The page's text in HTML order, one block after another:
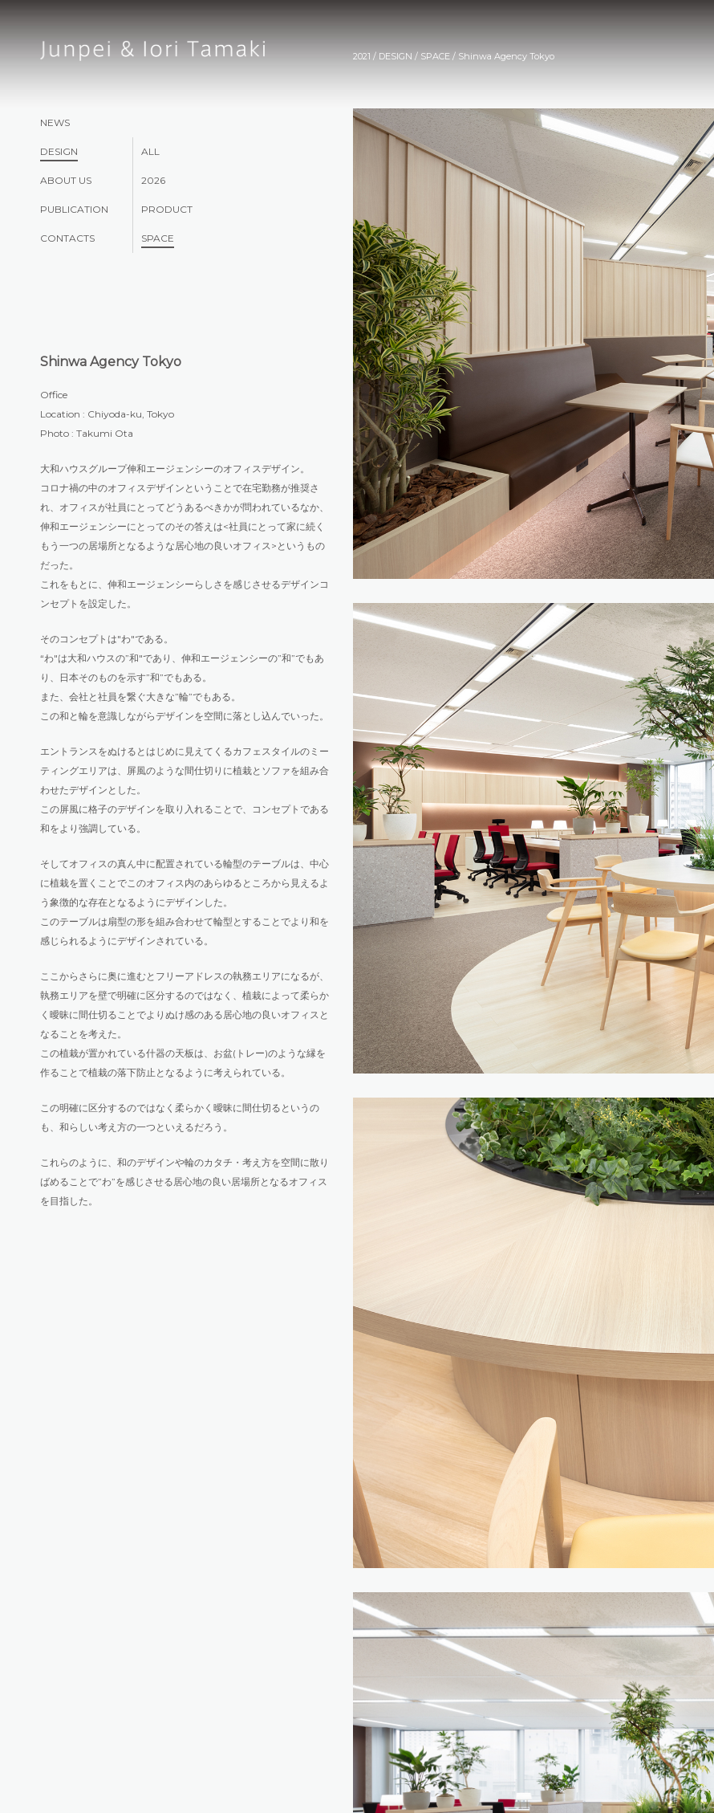
NEWS
DESIGN
ABOUT US
PUBLICATION
CONTACTS
ALL
2026
PRODUCT
SPACE
Shinwa Agency Tokyo
Office
Location : Chiyoda-ku, Tokyo
Photo : Takumi Ota
大和ハウスグループ伸和エージェンシーのオフィスデザイン。
コロナ禍の中のオフィスデザインということで在宅勤務が推奨さ
れ、オフィスが社員にとってどうあるべきかが問われているなか、
伸和エージェンシーにとってのその答えは<社員にとって家に続く
もう一つの居場所となるような居心地の良いオフィス>というもの
だった。
これをもとに、伸和エージェンシーらしさを感じさせるデザインコ
ンセプトを設定した。
そのコンセプトは"わ"である。
“わ"は大和ハウスの”和"であり、伸和エージェンシーの”和”でもあ
り、日本そのものを示す”和”でもある。
また、会社と社員を繋ぐ大きな”輪”でもある。
この和と輪を意識しながらデザインを空間に落とし込んでいった。
エントランスをぬけるとはじめに見えてくるカフェスタイルのミー
ティングエリアは、屏風のような間仕切りに植栽とソファを組み合
わせたデザインとした。
この屏風に格子のデザインを取り入れることで、コンセプトである
和をより強調している。
そしてオフィスの真ん中に配置されている輪型のテーブルは、中心
に植栽を置くことでこのオフィス内のあらゆるところから見えるよ
う象徴的な存在となるようにデザインした。
このテーブルは扇型の形を組み合わせて輪型とすることでより和を
感じられるようにデザインされている。
ここからさらに奥に進むとフリーアドレスの執務エリアになるが、
執務エリアを壁で明確に区分するのではなく、植栽によって柔らか
く曖昧に間仕切ることでよりぬけ感のある居心地の良いオフィスと
なることを考えた。
この植栽が置かれている什器の天板は、お盆(トレー)のような縁を
作ることで植栽の落下防止となるように考えられている。
この明確に区分するのではなく柔らかく曖昧に間仕切るというの
も、和らしい考え方の一つといえるだろう。
これらのように、和のデザインや輪のカタチ・考え方を空間に散り
ばめることで”わ”を感じさせる居心地の良い居場所となるオフィス
を目指した。
2021 / DESIGN / SPACE / Shinwa Agency Tokyo